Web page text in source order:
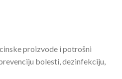
proizvode i potrošni
bolesti, dezinfekciju,